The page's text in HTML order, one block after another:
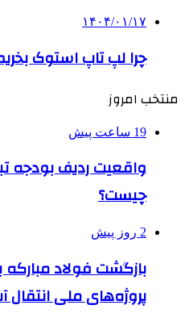
۱۴۰۴/۰۱/۱۷
چرا لپ تاپ استوک
منتخب امروز
19 ساعت پیش
واقعیت ردیف بودجه
چیست؟
2 روز پیش
بازگشت فولاد مبارکه
پروژه‌های ملی انتقال